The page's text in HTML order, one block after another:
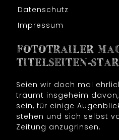
Datenschutz
Impressum
FOTOTRAILER
TITELSEITEN-
Seien wir doch mal
träumt insgeheim
sein, für einige
stehen und sich selbst
Zeitung anzugrinsen.